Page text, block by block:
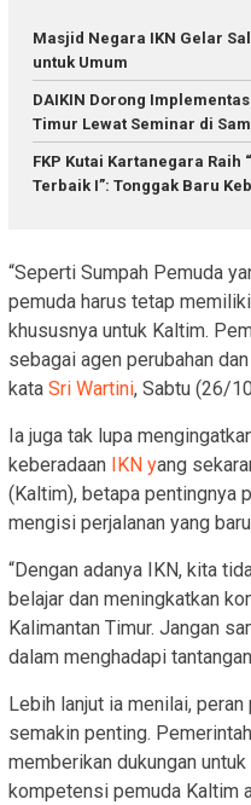
Masjid Negara IKN Gelar
untuk Umum
DAIKIN Dorong
Timur Lewat Seminar di
FKP Kutai Kartanegara
Terbaik I”: Tonggak Baru
“Seperti Sumpah Pemuda
pemuda harus tetap
khususnya untuk Kaltim.
sebagai agen perubahan
kata Sri Wartini, Sabtu (26/
Ia juga tak lupa
keberadaan IKN yang
(Kaltim), betapa pentingnya
mengisi perjalanan yang
“Dengan adanya IKN, kita
belajar dan meningkatkan
Kalimantan Timur. Jangan
dalam menghadapi
Lebih lanjut ia menilai,
semakin penting.
memberikan dukungan
kompetensi pemuda Kaltim